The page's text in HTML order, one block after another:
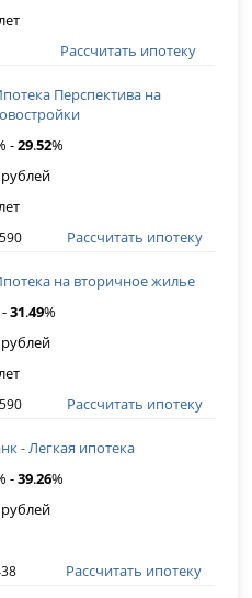
Рассчитать ипотеку
Перспектива на
-29.52%
рублей
Рассчитать ипотеку
на вторичное жилье
-31.49%
рублей
Рассчитать ипотеку
- Легкая ипотека
-39.26%
рублей
Рассчитать ипотеку